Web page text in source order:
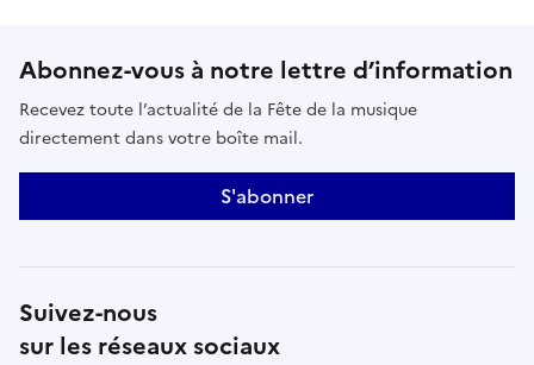
600 places dont plus de 300 assises pour chaque concert !
Aucune inscription n'est nécessaire cette année.
lieu.
Abonnez-vous à notre lettre d’information
Recevez toute l’actualité de la Fête de la musique
directement dans votre boîte mail.
S'abonner
Suivez-nous
sur les réseaux sociaux